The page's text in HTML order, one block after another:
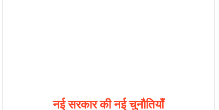
नई सरकार की नई चुनौतियाँ